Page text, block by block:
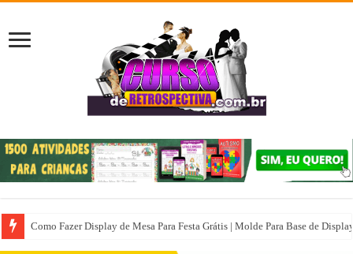
Como Fazer Display de Mesa Para Festa Grátis | Molde Para Base de